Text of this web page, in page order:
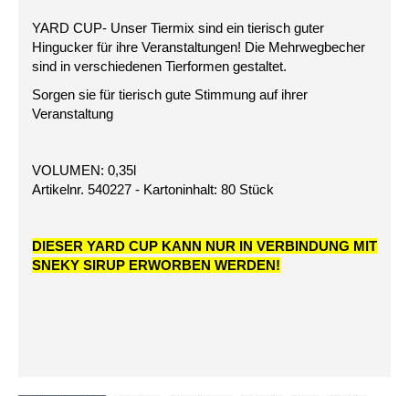
YARD CUP- Unser Tiermix sind ein tierisch guter
Hingucker für ihre Veranstaltungen! Die Mehrwegbecher
sind in verschiedenen Tierformen gestaltet.
Sorgen sie für tierisch gute Stimmung auf ihrer
Veranstaltung
VOLUMEN: 0,35l
Artikelnr. 540227 - Kartoninhalt: 80 Stück
DIESER YARD CUP KANN NUR IN VERBINDUNG MIT
SNEKY SIRUP ERWORBEN WERDEN!